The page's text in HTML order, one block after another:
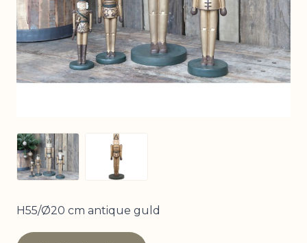
View larger imageView larger image
H55/Ø20 cm antique guld